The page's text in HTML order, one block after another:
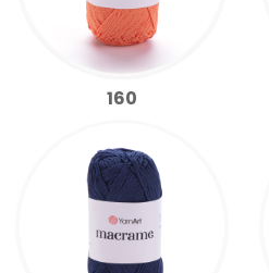
160